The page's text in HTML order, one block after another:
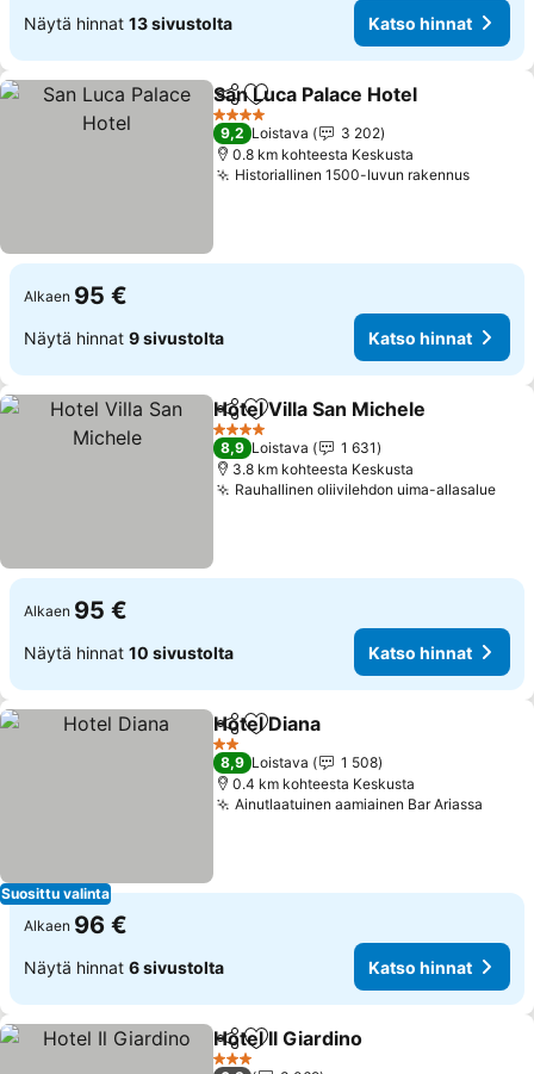
Näytä hinnat 13 sivustolta Katso hinnat
Jaa Lisää suosikkeihin
San Luca Palace Hotel
4 Tähtiluokitus
9,2 Loistava
3 202
0.8 km kohteesta Keskusta
Historiallinen 1500-luvun rakennusKatso
Alkaen 95 €
Näytä hinnat 9 sivustolta Katso hinnat
Jaa Lisää suosikkeihin
Hotel Villa San Michele
4 Tähtiluokitus
8,9 Loistava
1 631
3.8 km kohteesta Keskusta
Rauhallinen oliivilehdon uima-allasalue
Alkaen 95 €
Näytä hinnat 10 sivustolta Katso hinnat
Suosittu valinta
Jaa Lisää suosikkeihin
Hotel Diana
2 Tähtiluokitus
8,9 Loistava
1 508
0.4 km kohteesta Keskusta
Ainutlaatuinen aamiainen Bar Ariassa
Alkaen 96 €
Näytä hinnat 6 sivustolta Katso hinnat
Jaa Lisää suosikkeihin
Hotel Il Giardino
3 Tähtiluokitus